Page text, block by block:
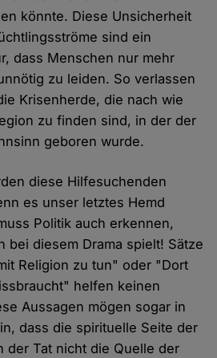
könnte. Diese Unsicherheit
sind ein
dass Menschen nur mehr
zu leiden. So verlassen
Krisenherde, die nach wie
zu finden sind, in der der
geboren wurde.
diese Hilfesuchenden
es unser letztes Hemd
Politik auch erkennen,
bei diesem Drama spielt! Sätze
Religion zu tun" oder "Dort
helfen keinen
Aussagen mögen sogar in
dass die spirituelle Seite der
der Tat nicht die Quelle der